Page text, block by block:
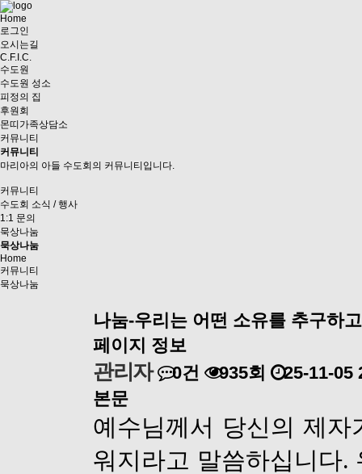
Home
로그인
오시는길
C.F.I.C.
수도원
수도원 성소
피정의 집
후원회
몬띠가족상담소
커뮤니티
커뮤니티
마리아의 아들 수도회의 커뮤니티입니다.
커뮤니티
수도회 소식 / 행사
1:1 문의
묵상나눔
묵상나눔
Home
커뮤니티
묵상나눔
나눔-우리는 어떤 소유를 추구하
페이지 정보
관리자 0건 935회
25-11-05
본문
예수님께서 당신의 제
워지라고 말씀하십니다.